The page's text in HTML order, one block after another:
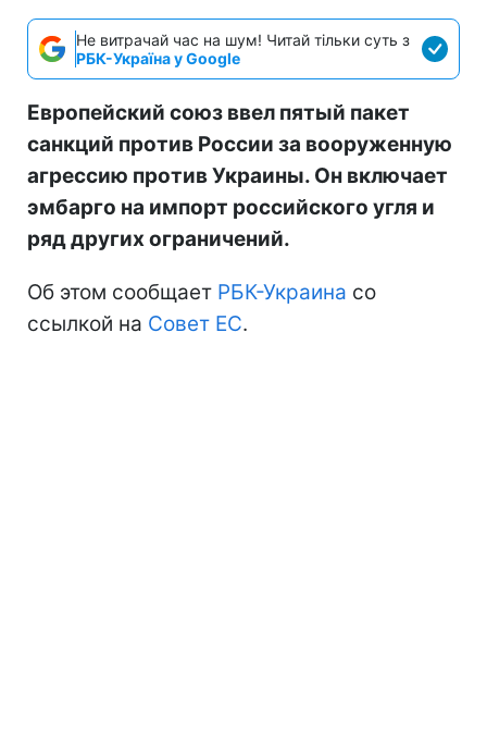
Не витрачай час на шум! Читай тільки суть з
РБК-Україна у Google
Европейский союз ввел пятый пакет
санкций против России за вооруженную
агрессию против Украины. Он включает
эмбарго на импорт российского угля и
ряд других ограничений.
Об этом сообщает РБК-Украина со
ссылкой на Совет ЕС.